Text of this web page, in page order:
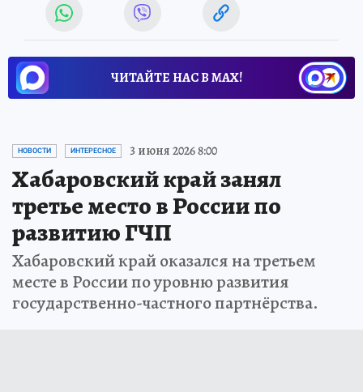
ЧИТАЙТЕ НАС В МАХ!
НОВОСТИ ИНТЕРЕСНОЕ 3 июня 2026 8:00
Хабаровский край занял
третье место в России по
развитию ГЧП
Хабаровский край оказался на третьем
месте в России по уровню развития
государственно-частного партнёрства.